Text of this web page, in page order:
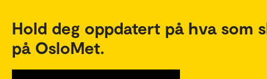
Hold deg oppdatert på hva som
på OsloMet.